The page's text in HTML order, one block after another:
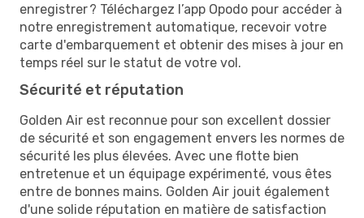
enregistrer ? Téléchargez l’app Opodo pour accéder à
notre enregistrement automatique, recevoir votre
carte d'embarquement et obtenir des mises à jour en
temps réel sur le statut de votre vol.
Sécurité et réputation
Golden Air est reconnue pour son excellent dossier
de sécurité et son engagement envers les normes de
sécurité les plus élevées. Avec une flotte bien
entretenue et un équipage expérimenté, vous êtes
entre de bonnes mains. Golden Air jouit également
d'une solide réputation en matière de satisfaction